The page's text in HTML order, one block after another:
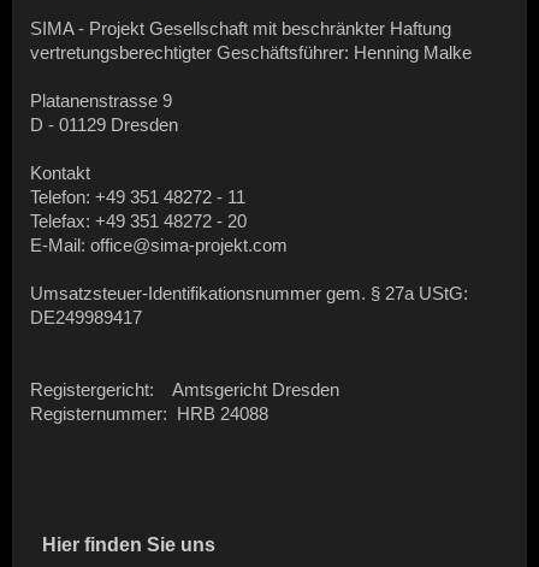
SIMA - Projekt Gesellschaft mit beschränkter Haftung
vertretungsberechtigter Geschäftsführer: Henning Malke
Platanenstrasse 9
D - 01129 Dresden
Kontakt
Telefon: +49 351 48272 - 11
Telefax: +49 351 48272 - 20
E-Mail: office@sima-projekt.com
Umsatzsteuer-Identifikationsnummer gem. § 27a UStG:
DE249989417
Registergericht: Amtsgericht Dresden
Registernummer: HRB 24088
Hier finden Sie uns